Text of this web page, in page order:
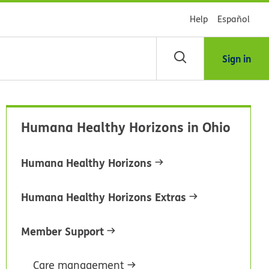
Help Español
Sign in
Humana Healthy Horizons in Ohio
Humana Healthy Horizons
Humana Healthy Horizons Extras
Member Support
Care management